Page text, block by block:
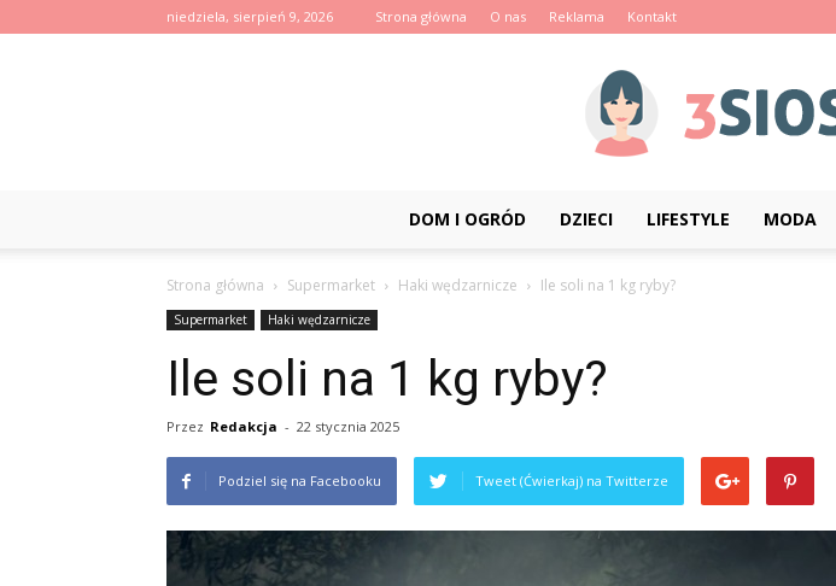
niedziela, sierpień 9, 2026 Strona główna O nas Reklama Kontakt
DOM I OGRÓD DZIECI LIFESTYLE MODA
Strona główna Supermarket Haki wędzarnicze Ile soli na 1 kg ryby?
Supermarket Haki wędzarnicze
Ile soli na 1 kg ryby?
Przez Redakcja - 22 stycznia 2025
Podziel się na Facebooku Tweet (Ćwierkaj) na Twitterze